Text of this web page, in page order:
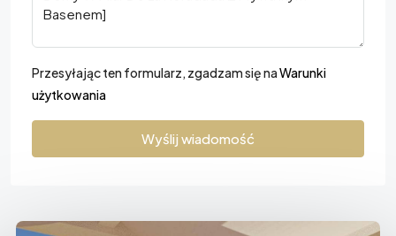
Przesyłając ten formularz, zgadzam się naWarunki
użytkowania
Wyślij wiadomość